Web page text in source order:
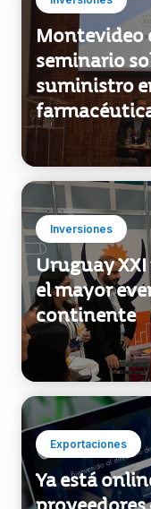
Inversiones
Montevideo
seminario
suministro
farmacéutica
Inversiones
Uruguay
el mayor
continente